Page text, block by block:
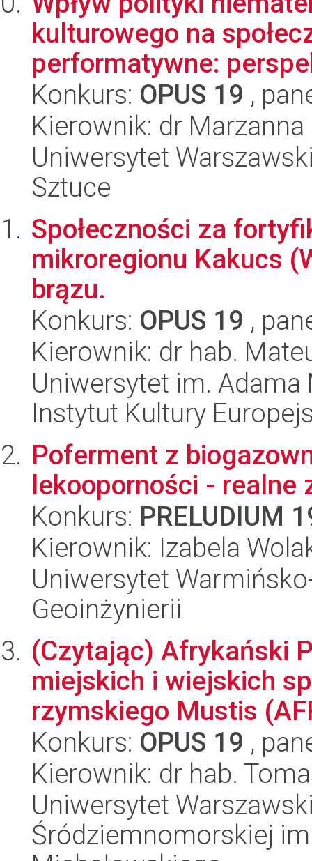
kulturowego na
performatywne:
Konkurs: OPUS 19 ,
Kierownik: dr Marzanna
Uniwersytet
Sztuce
Społeczności za
mikroregionu Kakucs
brązu.
Konkurs: OPUS 19 ,
Kierownik: dr hab.
Uniwersytet im.
Instytut Kultury
Poferment z
lekooporności - realne
Konkurs: PRELUDIUM
Kierownik: Izabela
Uniwersytet
Geoinżynierii
(Czytając) Afrykański
miejskich i wiejskich
rzymskiego Mustis
Konkurs: OPUS 19 ,
Kierownik: dr hab.
Uniwersytet
Śródziemnomorskiej